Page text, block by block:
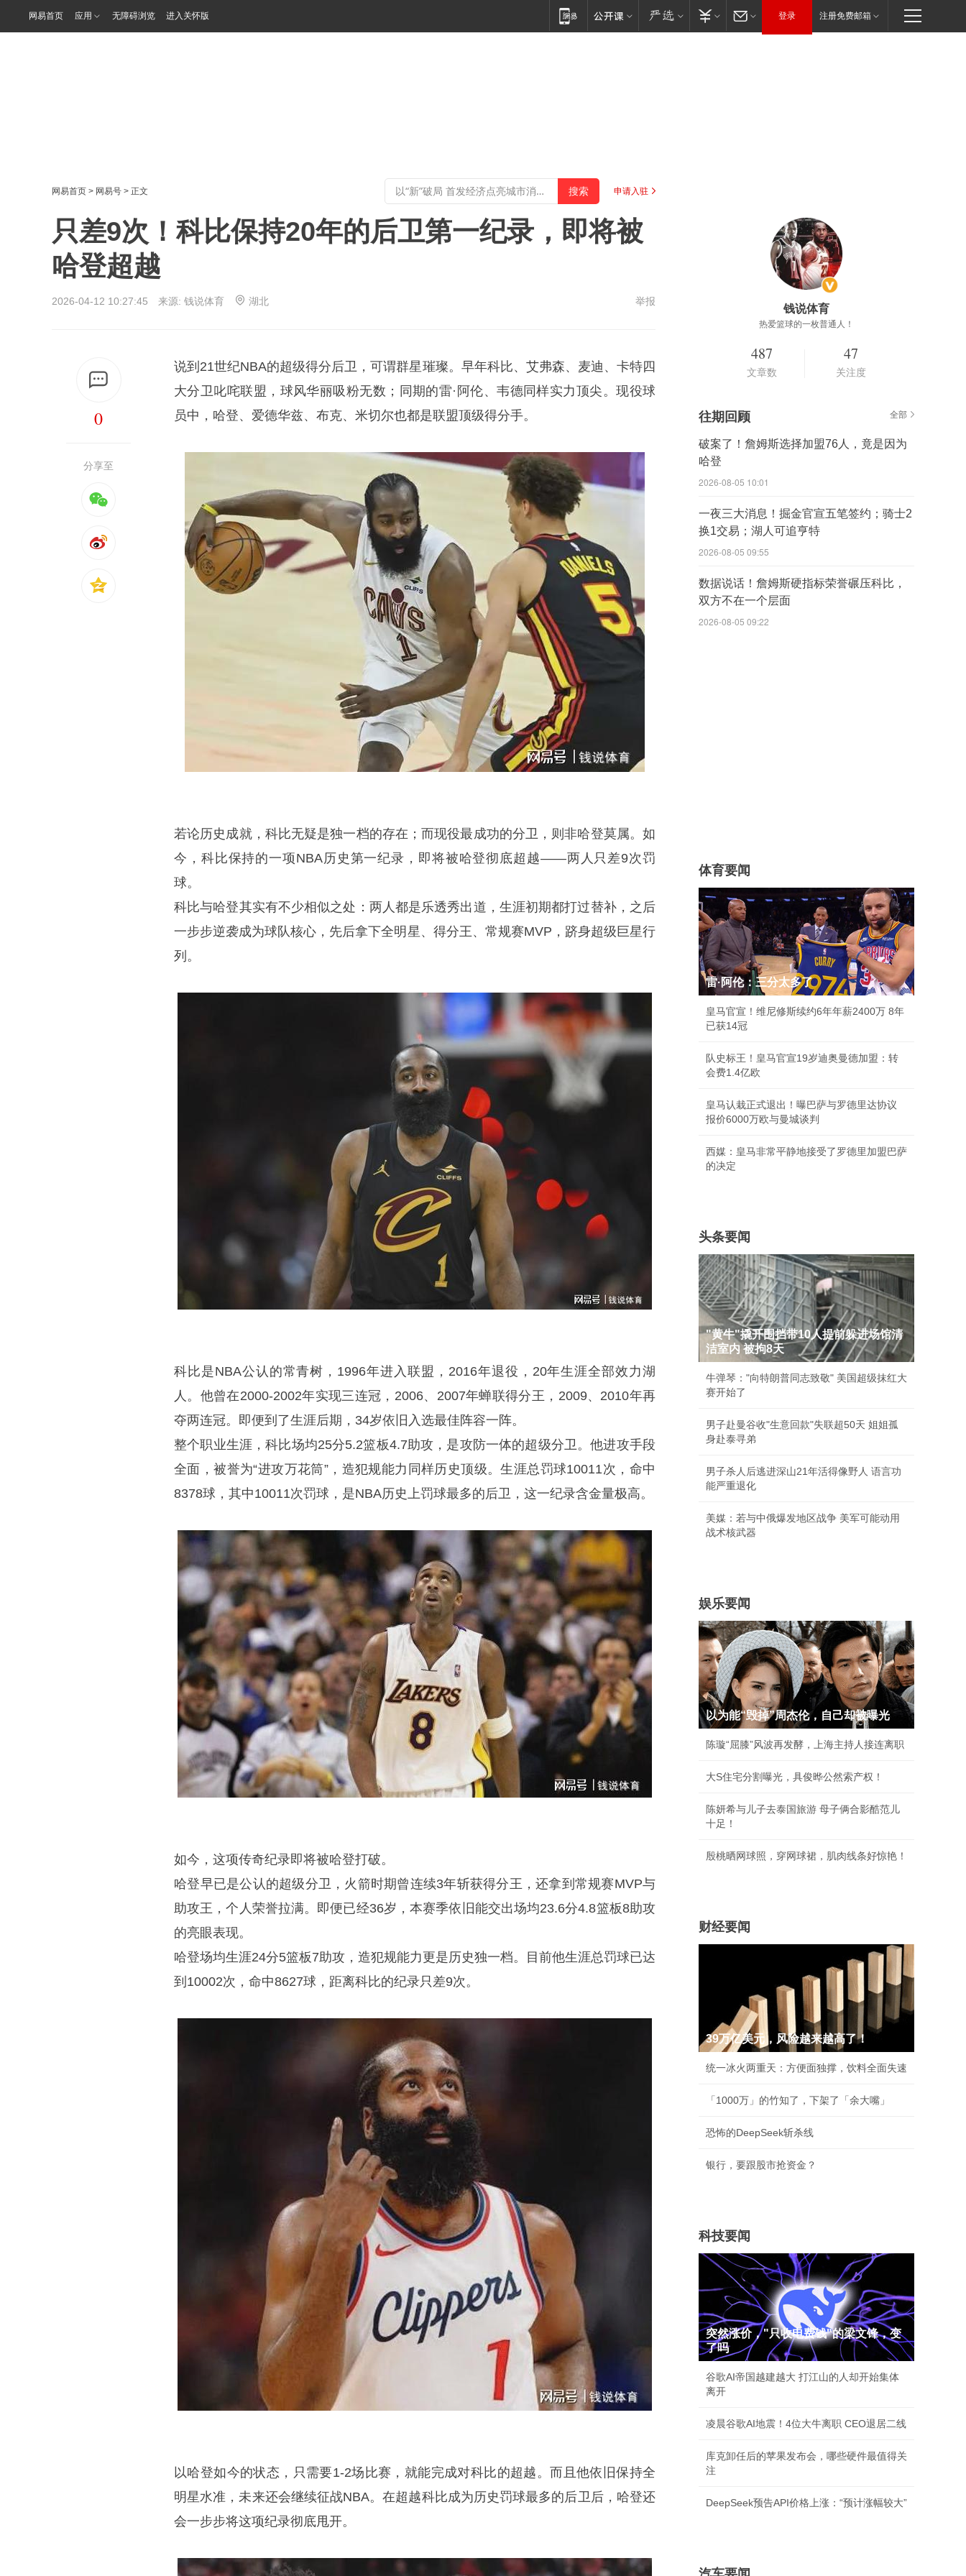
网易首页 应用 无障碍浏览 进入关怀版 登录 注册免费邮箱
网易首页 > 网易号 > 正文 申请入驻
只差9次！科比保持20年的后卫第一纪录，即将被
哈登超越
2026-04-12 10:27:45 来源: 钱说体育 湖北 举报
0
分享至
说到21世纪NBA的超级得分后卫，可谓群星璀璨。早年科比、艾弗森、麦迪、卡特四
大分卫叱咤联盟，球风华丽吸粉无数；同期的雷·阿伦、韦德同样实力顶尖。现役球
员中，哈登、爱德华兹、布克、米切尔也都是联盟顶级得分手。
若论历史成就，科比无疑是独一档的存在；而现役最成功的分卫，则非哈登莫属。如
今，科比保持的一项NBA历史第一纪录，即将被哈登彻底超越——两人只差9次罚
球。
科比与哈登其实有不少相似之处：两人都是乐透秀出道，生涯初期都打过替补，之后
一步步逆袭成为球队核心，先后拿下全明星 、得分王、常规赛MVP，跻身超级巨星行
列。
科比是NBA公认的常青树，1996年进入联盟，2016年退役，20年生涯全部效力湖
人。他曾在2000-2002年实现三连冠，2006、2007年蝉联得分王，2009、2010年再
夺两连冠。即便到了生涯后期，34岁依旧入选最佳阵容一阵。
整个职业生涯，科比场均25分5.2篮板4.7助攻，是攻防一体的超级分卫。他进攻手段
全面，被誉为“进攻万花筒”，造犯规能力同样历史顶级。生涯总罚球10011次，命中
8378球，其中10011次罚球，是NBA历史上罚球最多的后卫，这一纪录含金量极高。
如今，这项传奇纪录即将被哈登打破。
哈登早已是公认的超级分卫，火箭时期曾连续3年斩获得分王，还拿到常规赛MVP与
助攻王，个人荣誉拉满。即便已经36岁，本赛季依旧能交出场均23.6分4.8篮板8助攻
的亮眼表现。
哈登场均生涯24分5篮板7助攻，造犯规能力更是历史独一档。目前他生涯总罚球已达
到10002次，命中8627球，距离科比的纪录只差9次。
以哈登如今的状态，只需要1-2场比赛，就能完成对科比的超越。而且他依旧保持全
明星水准，未来还会继续征战NBA。在超越科比成为历史罚球最多的后卫后，哈登还
会一步步将这项纪录彻底甩开。
钱说体育
热爱篮球的一枚普通人！
487
文章数
47
关注度
往期回顾 全部
破案了！詹姆斯选择加盟76人，竟是因为
哈登
2026-08-05 10:01
一夜三大消息！掘金官宣五笔签约；骑士2
换1交易；湖人可追亨特
2026-08-05 09:55
数据说话！詹姆斯硬指标荣誉碾压科比，
双方不在一个层面
2026-08-05 09:22
体育要闻
雷·阿伦：三分太多了
皇马官宣！维尼修斯续约6年年薪2400万 8年
已获14冠
队史标王！皇马官宣19岁迪奥曼德加盟：转
会费1.4亿欧
皇马认栽正式退出！曝巴萨与罗德里达协议
报价6000万欧与曼城谈判
西媒：皇马非常平静地接受了罗德里加盟巴萨
的决定
头条要闻
"黄牛"撬开围挡带10人提前躲进场馆清
洁室内 被拘8天
牛弹琴："向特朗普同志致敬" 美国超级抹红大
赛开始了
男子赴曼谷收"生意回款"失联超50天 姐姐孤
身赴泰寻弟
男子杀人后逃进深山21年活得像野人 语言功
能严重退化
美媒：若与中俄爆发地区战争 美军可能动用
战术核武器
娱乐要闻
以为能“毁掉”周杰伦，自己却被曝光
陈璇“屈膝”风波再发酵，上海主持人接连离职
大S住宅分割曝光，具俊晔公然索产权！
陈妍希与儿子去泰国旅游 母子俩合影酷范儿
十足！
殷桃晒网球照，穿网球裙，肌肉线条好惊艳！
财经要闻
39万亿美元，风险越来越高了！
统一冰火两重天：方便面独撑，饮料全面失速
「1000万」的竹知了，下架了「余大嘴」
恐怖的DeepSeek斩杀线
银行，要跟股市抢资金？
科技要闻
突然涨价，"只收电费钱"的梁文锋，变
了吗
谷歌AI帝国越建越大 打江山的人却开始集体
离开
凌晨谷歌AI地震！4位大牛离职 CEO退居二线
库克卸任后的苹果发布会，哪些硬件最值得关
注
DeepSeek预告API价格上涨：“预计涨幅较大”